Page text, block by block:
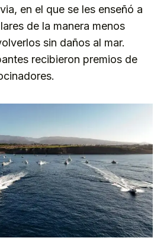
en el que se les enseñó a
de la manera menos
sin daños al mar.
recibieron premios de